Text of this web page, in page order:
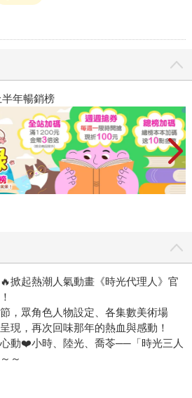
暢銷榜
掀起熱潮人氣動畫《時光代理人》官
，眾角色人物設定、各集數美術場
現，再次回味那年的熱血與感動！
動❤️小時、陸光、喬苓──「時光三人
～